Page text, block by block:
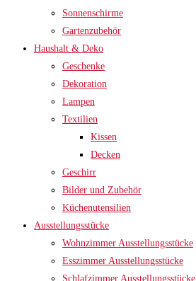
Sonnenschirme
Gartenzubehör
Haushalt & Deko
Geschenke
Dekoration
Lampen
Textilien
Kissen
Decken
Geschirr
Bilder und Zubehör
Küchenutensilien
Ausstellungsstücke
Wohnzimmer Ausstellungsstücke
Esszimmer Ausstellungsstücke
Schlafzimmer Ausstellungsstücke